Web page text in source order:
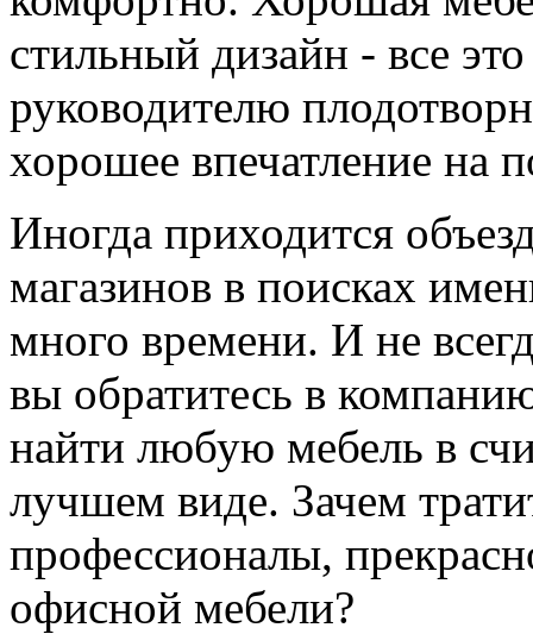
стильный дизайн - все
руководителю
хорошее впечатление на
Иногда приходится
магазинов в поисках
много времени. И не
вы обратитесь в
найти любую мебель в
лучшем виде. Зачем
профессионалы,
офисной мебели?